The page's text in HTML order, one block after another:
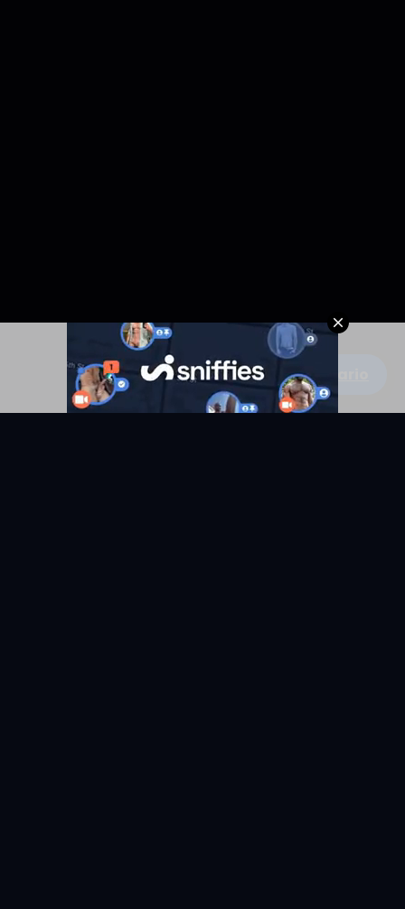
Escribe un comentario